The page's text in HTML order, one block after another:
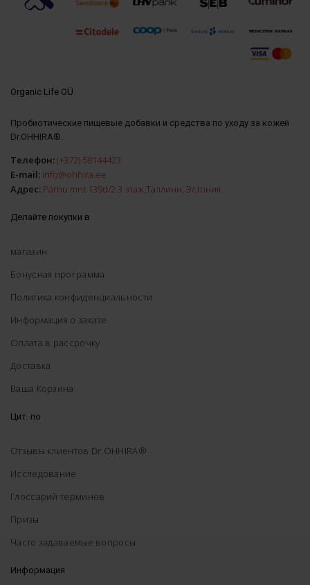
Organic Life OÜ
Пробиотические пищевые добавки и средства по уходу за кожей
Dr.OHHIRA®.
Телефон: (+372) 58144423
E-mail: info@ohhira.ee
Адрес: Pärnu mnt 139d/2 3 этаж,Таллинн, Эстония
Делайте покупки в
магазин
Бонусная программа
Политика конфиденциальности
Информация о заказе
Оплата в рассрочку
Доставка
Ваша Корзина
Цит. по
Отзывы клиентов Dr.OHHIRA®
Исследование
Глоссарий терминов
Призы
Часто задаваемые вопросы
Информация